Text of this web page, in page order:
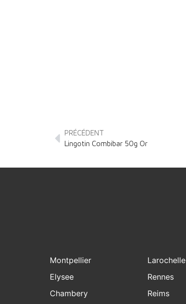
PRÉCÉDENT
Lingotin Combibar 50g Or
Montpellier
Elysee
Chambery
Larochelle
Rennes
Reims